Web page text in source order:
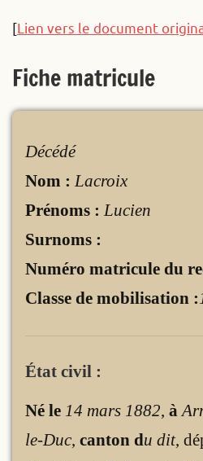
[Lien vers le document
Fiche matricule
Décédé
Nom : Lacroix
Prénoms : Lucien
Surnoms :
Numéro matricule du
Classe de mobilisation :
État civil :
Né le 14 mars 1882 à
le-Duc canton du dit,